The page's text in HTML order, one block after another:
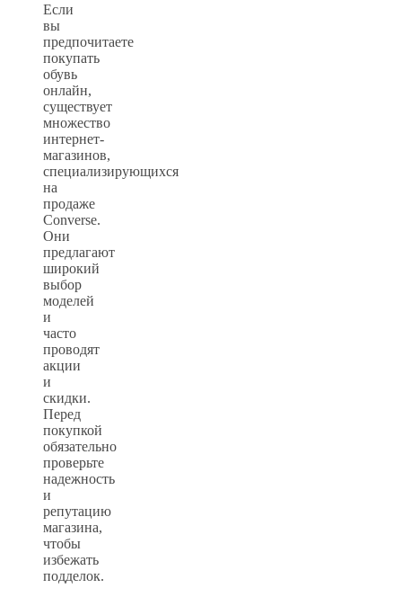
Если
вы
предпочитаете
покупать
обувь
онлайн,
существует
множество
интернет-
магазинов,
специализирующихся
на
продаже
Converse.
Они
предлагают
широкий
выбор
моделей
и
часто
проводят
акции
и
скидки.
Перед
покупкой
обязательно
проверьте
надежность
и
репутацию
магазина,
чтобы
избежать
подделок.